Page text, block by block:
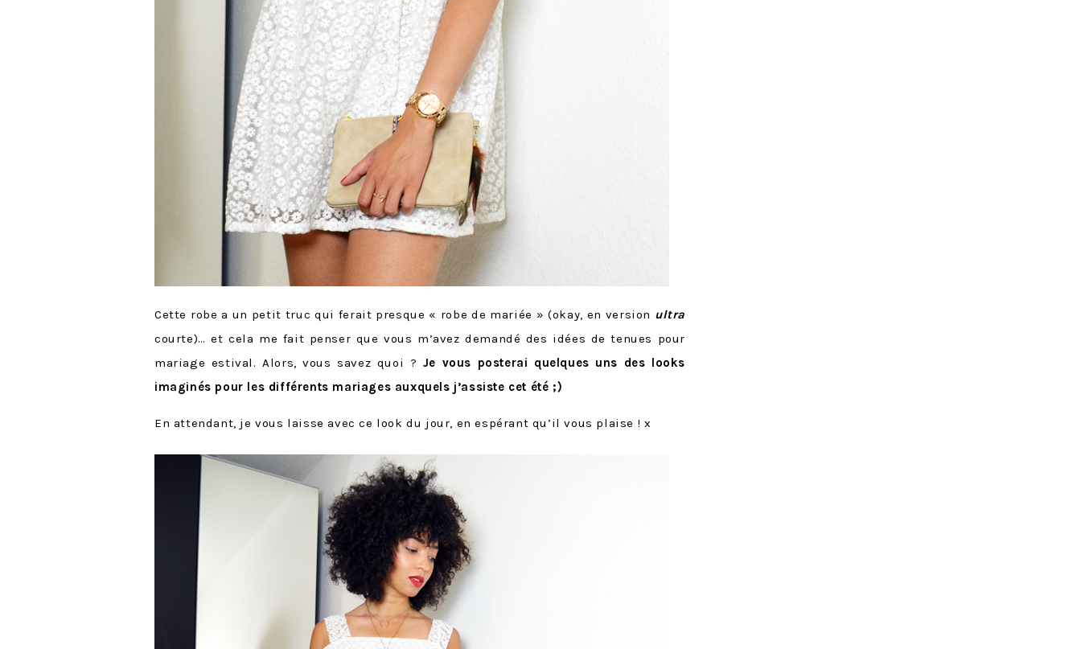
Cette robe a un petit truc qui ferait presque « robe de mariée » (okay, en version ultra
courte)… et cela me fait penser que vous m’avez demandé des idées de tenues pour
mariage estival. Alors, vous savez quoi ? Je vous posterai quelques uns des looks
imaginés pour les différents mariages auxquels j’assiste cet été ;)
En attendant, je vous laisse avec ce look du jour, en espérant qu’il vous plaise ! x